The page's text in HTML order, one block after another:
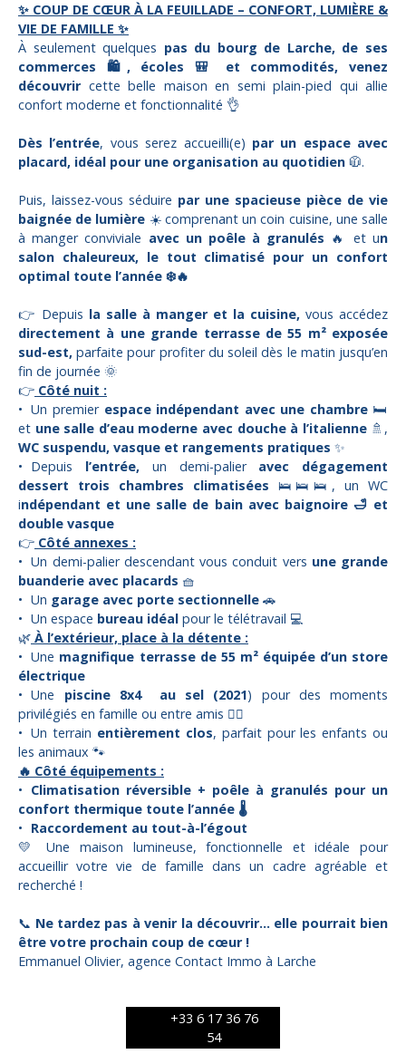
✨ COUP DE CŒUR À LA FEUILLADE – CONFORT, LUMIÈRE &
VIE DE FAMILLE ✨
À seulement quelques pas du bourg de Larche, de ses
commerces 🛍️, écoles 🎒 et commodités, venez
découvrircette belle maison en semi plain-pied qui allie
confort moderne et fonctionnalité 👌
Dès l’entrée, vous serez accueilli(e) par un espace avec
placard, idéal pour une organisation au quotidien 🧥.
Puis, laissez-vous séduire par une spacieuse pièce de vie
baignée de lumière ☀️ comprenant un coin cuisine, une salle
à manger conviviale avec un poêle à granulés 🔥 et un
salon chaleureux, le tout climatisé pour un confort
optimal toute l’année ❄️🔥
👉 Depuis la salle à manger et la cuisine, vous accédez
directement à une grande terrasse de 55 m² exposée
sud-est,parfaite pour profiter du soleil dès le matin jusqu’en
fin de journée 🌞
👉 Côté nuit :
Un premier espace indépendant avec une chambre🛏️
et une salle d’eau moderne avec douche à l’italienne🚿,
WC suspendu, vasque et rangements pratiques ✨
Depuis l’entrée, un demi-palier avec dégagement
dessert trois chambres climatisées 🛌🛌🛌, un WC
indépendant et une salle de bain avec baignoire 🛁 et
double vasque
👉 Côté annexes :
Un demi-palier descendant vous conduit vers une grande
buanderie avec placards 🧺
Un garage avec porte sectionnelle 🚗
Un espace bureau idéalpour le télétravail 💻
🌿 À l’extérieur, place à la détente :
Une magnifique terrasse de 55 m² équipée d’un store
électrique
Une piscine 8x4 au sel (2021) pour des moments
privilégiés en famille ou entre amis 🏊‍♂️
Un terrain entièrement clos, parfait pour les enfants ou
les animaux 🐾
🔥 Côté équipements :
Climatisation réversible + poêle à granulés pour un
confort thermique toute l’année 🌡️
Raccordement au tout-à-l’égout
💛 Une maison lumineuse, fonctionnelle et idéale pour
accueillir votre vie de famille dans un cadre agréable et
recherché !
📞 Ne tardez pas à venir la découvrir… elle pourrait bien
être votre prochain coup de cœur !
Emmanuel Olivier, agence Contact Immo à Larche
+33 6 17 36 76
54